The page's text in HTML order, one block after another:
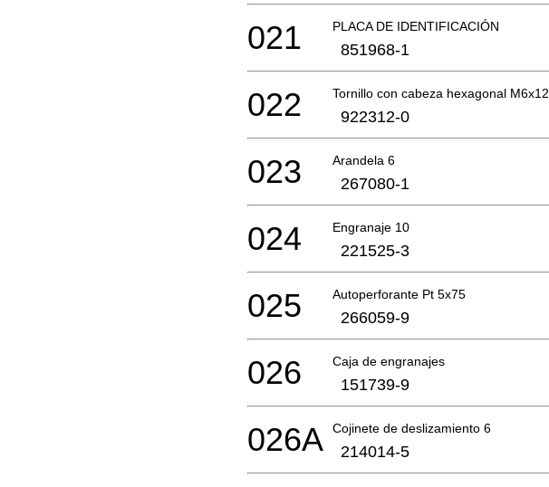
PLACA DE IDENTIFICACIÓN
021 851968-1
Tornillo con cabeza hexagonal M6x12
022 922312-0
Arandela 6
023 267080-1
Engranaje 10
024 221525-3
Autoperforante Pt 5x75
025 266059-9
Caja de engranajes
026 151739-9
Cojinete de deslizamiento 6
026A 214014-5